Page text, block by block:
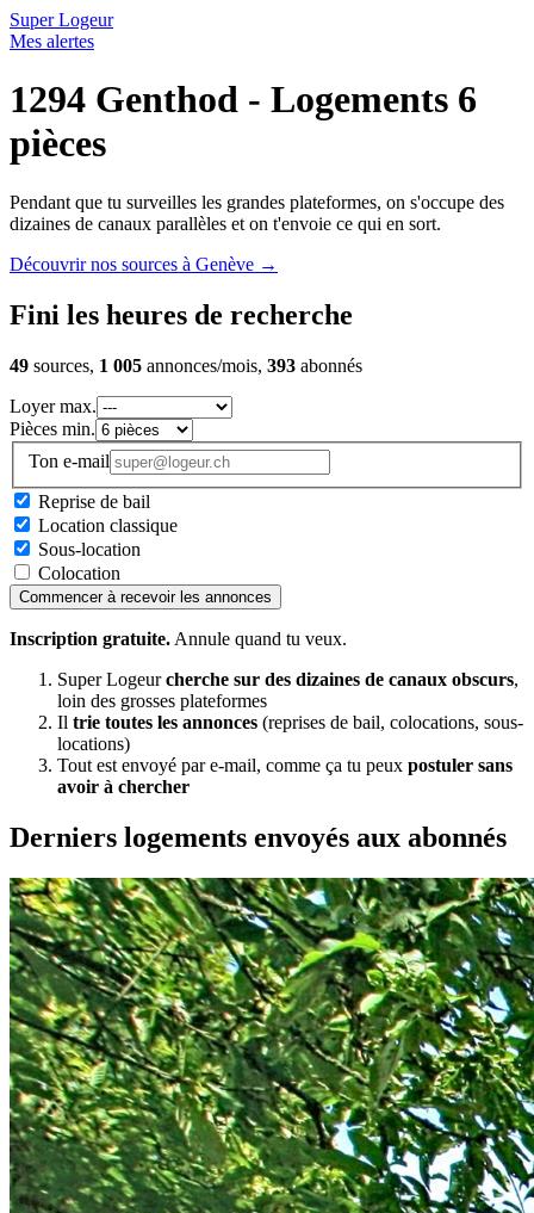
Super Logeur
Mes alertes
1294 Genthod - Logements 6
pièces
Pendant que tu surveilles les grandes plateformes, on s'occupe des
dizaines de canaux parallèles et on t'envoie ce qui en sort.
Découvrir nos sources à Genève →
Fini les heures de recherche
49 sources, 1 005 annonces/mois, 393 abonnés
Loyer max.
Pièces min.
Ton e-mail
Reprise de bail
Location classique
Sous-location
Colocation
Commencer à recevoir les annonces
Inscription gratuite. Annule quand tu veux.
Super Logeurcherche sur des dizaines de canaux obscurs,
loin des grosses plateformes
Il trie toutes les annonces (reprises de bail, colocations, sous-
locations)
Tout est envoyé par e-mail, comme ça tu peux postuler sans
avoir à chercher
Derniers logements envoyés aux abonnés